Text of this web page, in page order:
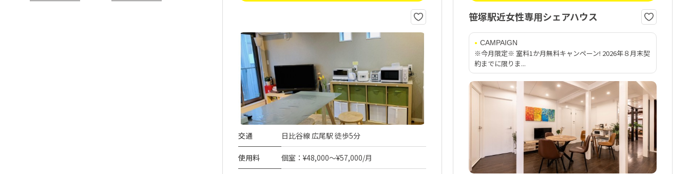
交通 日比谷線 広尾駅 徒歩5分
使用料 個室：¥48,000～¥57,000/月
笹塚駅近女性専用シェアハウス
CAMPAIGN
※今月限定※ 室料1か月無料キャンペーン! 2026年８月末契
約までに限りま...